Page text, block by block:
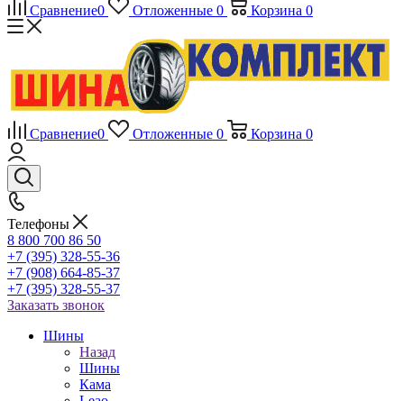
Сравнение0 Отложенные 0 Корзина 0
Сравнение0 Отложенные 0 Корзина 0
Телефоны
8 800 700 86 50
+7 (395) 328-55-36
+7 (908) 664-85-37
+7 (395) 328-55-37
Заказать звонок
Шины
Назад
Шины
Кама